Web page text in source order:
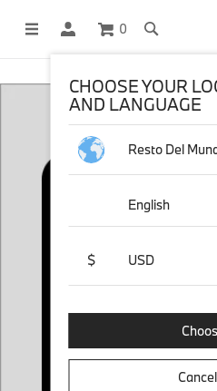
0
COMPRAS EN LÍNEA
CHOOSE YOUR
AND LANGUAGE
Resto Del
English
$ USD